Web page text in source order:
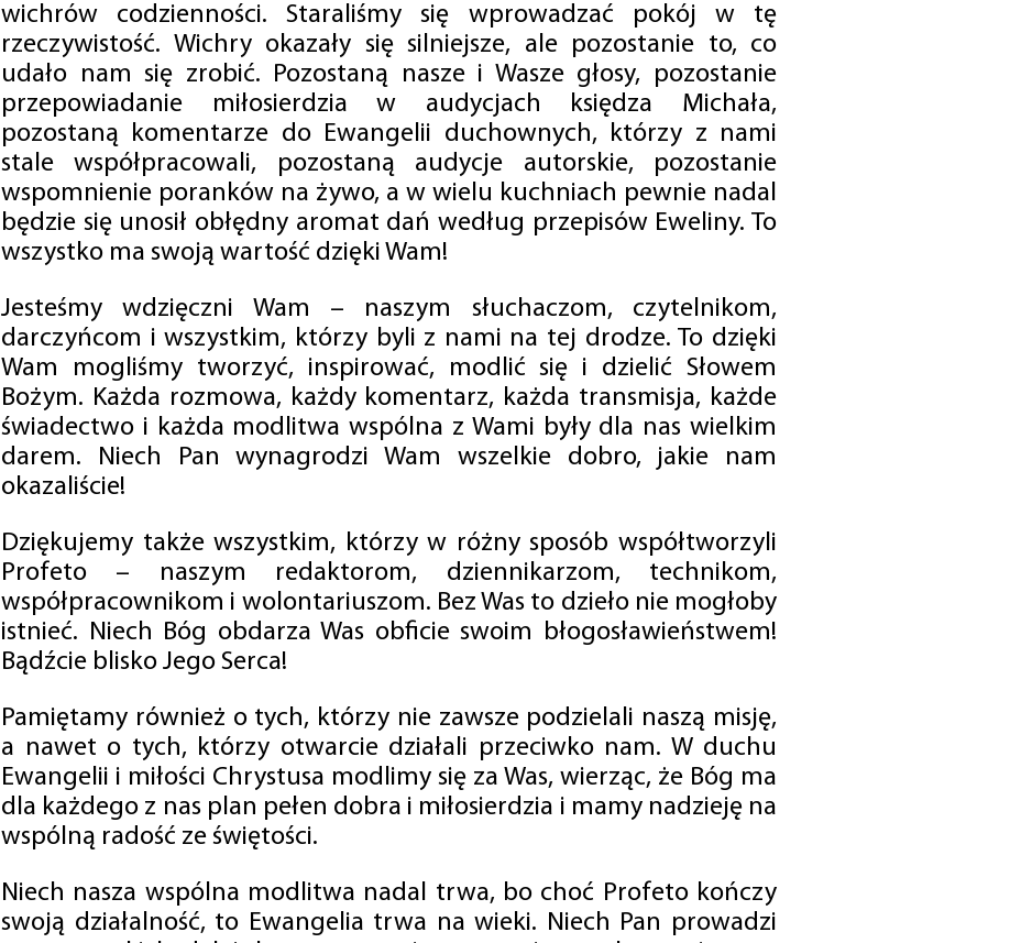
wichrów codzienności. Staraliśmy się wprowadzać pokój w tę
rzeczywistość. Wichry okazały się silniejsze, ale pozostanie to, co
udało nam się zrobić. Pozostaną nasze i Wasze głosy, pozostanie
przepowiadanie miłosierdzia w audycjach księdza Michała,
pozostaną komentarze do Ewangelii duchownych, którzy z nami
stale współpracowali, pozostaną audycje autorskie, pozostanie
wspomnienie poranków na żywo, a w wielu kuchniach pewnie nadal
będzie się unosił obłędny aromat dań według przepisów Eweliny. To
wszystko ma swoją wartość dzięki Wam!
Jesteśmy wdzięczni Wam – naszym słuchaczom, czytelnikom,
darczyńcom i wszystkim, którzy byli z nami na tej drodze. To dzięki
Wam mogliśmy tworzyć, inspirować, modlić się i dzielić Słowem
Bożym. Każda rozmowa, każdy komentarz, każda transmisja, każde
świadectwo i każda modlitwa wspólna z Wami były dla nas wielkim
darem. Niech Pan wynagrodzi Wam wszelkie dobro, jakie nam
okazaliście!
Dziękujemy także wszystkim, którzy w różny sposób współtworzyli
Profeto – naszym redaktorom, dziennikarzom, technikom,
współpracownikom i wolontariuszom. Bez Was to dzieło nie mogłoby
istnieć. Niech Bóg obdarza Was obficie swoim błogosławieństwem!
Bądźcie blisko Jego Serca!
Pamiętamy również o tych, którzy nie zawsze podzielali naszą misję,
a nawet o tych, którzy otwarcie działali przeciwko nam. W duchu
Ewangelii i miłości Chrystusa modlimy się za Was, wierząc, że Bóg ma
dla każdego z nas plan pełen dobra i miłosierdzia i mamy nadzieję na
wspólną radość ze świętości.
Niech nasza wspólna modlitwa nadal trwa, bo choć Profeto kończy
swoją działalność, to Ewangelia trwa na wieki. Niech Pan prowadzi